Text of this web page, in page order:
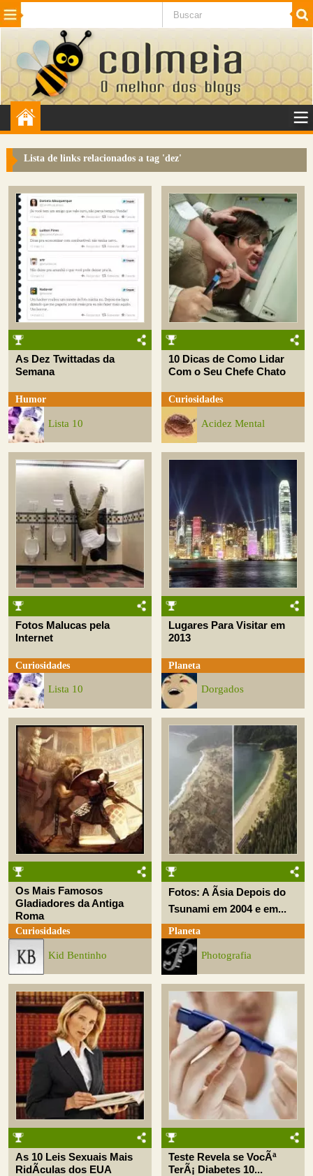
Beleza Cinema e TV
Internet Jogos NotÃ­cias SaÃºde
VeÃ­culos Adulto
Sugerir Link
Colmeia Exchange
Perguntas Frequentes
Sobre
Contato
Lista de links relacionados a tag 'dez'
As Dez Twittadas da
Semana
Humor
Lista 10
10 Dicas de Como Lidar
Com o Seu Chefe Chato
Curiosidades
Acidez Mental
Fotos Malucas pela
Internet
Curiosidades
Lista 10
Lugares Para Visitar em
2013
Planeta
Dorgados
Os Mais Famosos
Gladiadores da Antiga
Roma
Curiosidades
Kid Bentinho
Fotos: A Ãsia Depois do
Tsunami em 2004 e em...
Planeta
Photografia
As 10 Leis Sexuais Mais
RidÃ­culas dos EUA
Teste Revela se VocÃª
TerÃ¡ Diabetes 10...